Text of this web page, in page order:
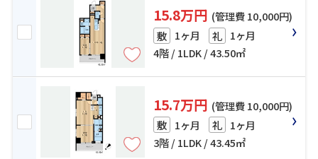
15.8万円 (管理費 10,000円)
敷 1ヶ月 礼 1ヶ月
4階 / 1LDK / 43.50㎡
15.7万円 (管理費 10,000円)
敷 1ヶ月 礼 1ヶ月
3階 / 1LDK / 43.45㎡